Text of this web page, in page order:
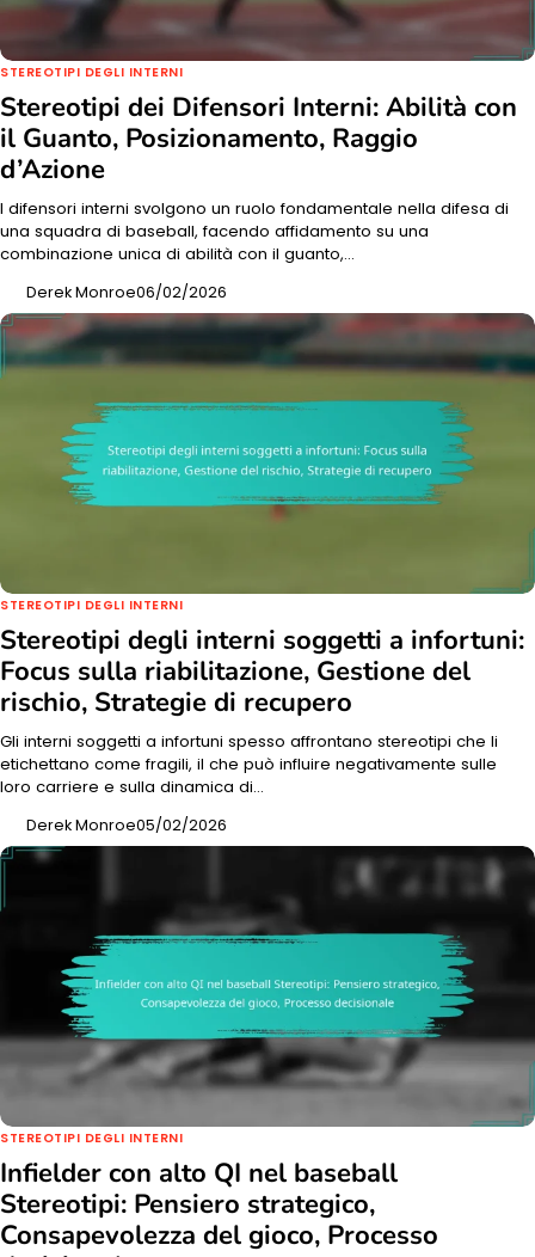
STEREOTIPI DEGLI INTERNI
Stereotipi dei Difensori Interni: Abilità con
il Guanto, Posizionamento, Raggio
d’Azione
I difensori interni svolgono un ruolo fondamentale nella difesa di
una squadra di baseball, facendo affidamento su una
combinazione unica di abilità con il guanto,…
Derek Monroe06/02/2026
STEREOTIPI DEGLI INTERNI
Stereotipi degli interni soggetti a infortuni:
Focus sulla riabilitazione, Gestione del
rischio, Strategie di recupero
Gli interni soggetti a infortuni spesso affrontano stereotipi che li
etichettano come fragili, il che può influire negativamente sulle
loro carriere e sulla dinamica di…
Derek Monroe05/02/2026
STEREOTIPI DEGLI INTERNI
Infielder con alto QI nel baseball
Stereotipi: Pensiero strategico,
Consapevolezza del gioco, Processo